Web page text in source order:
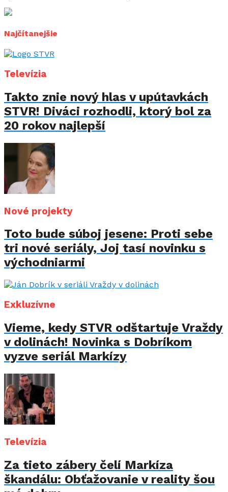
Najčítanejšie
Televízia
Takto znie nový hlas v upútavkách
STVR! Diváci rozhodli, ktorý bol za
20 rokov najlepší
Nové projekty
Toto bude súboj jesene: Proti sebe
tri nové seriály, Joj tasí novinku s
východniarmi
Exkluzívne
Vieme, kedy STVR odštartuje Vraždy
v dolinách! Novinka s Dobríkom
vyzve seriál Markízy
Televízia
Za tieto zábery čelí Markíza
škandálu: Obťažovanie v reality šou